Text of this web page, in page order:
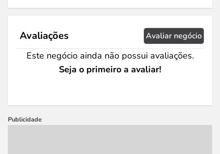
Avaliações Avaliar negócio
Este negócio ainda não possui avaliações.
Seja o primeiro a avaliar!
Publicidade